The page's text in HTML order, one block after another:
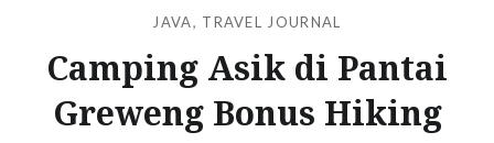
JAVA, TRAVEL JOURNAL
Camping Asik di Pantai
Greweng Bonus Hiking